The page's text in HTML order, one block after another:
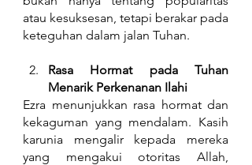
atau kesuksesan, tetapi berakar pada
keteguhan dalam jalan Tuhan.
Rasa Hormat pada Tuhan
Menarik Perkenanan Ilahi
Ezra menunjukkan rasa hormat dan
kekaguman yang mendalam. Kasih
karunia mengalir kepada mereka
yang mengakui otoritas Allah,